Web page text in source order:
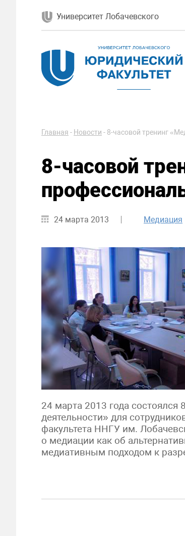
Университет Лобачевского
Главная - Новости - 8-часовой тренинг
8-часовой
24 марта 2013 Медиация
24 марта 2013 года
деятельности» для
факультета ННГУ им.
о медиации как об
медиативным подходом к